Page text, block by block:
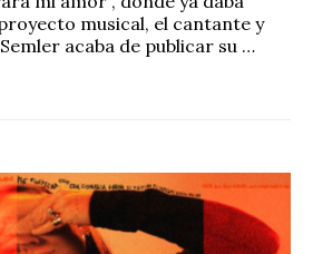
musical, el cantante y
acaba de publicar su …